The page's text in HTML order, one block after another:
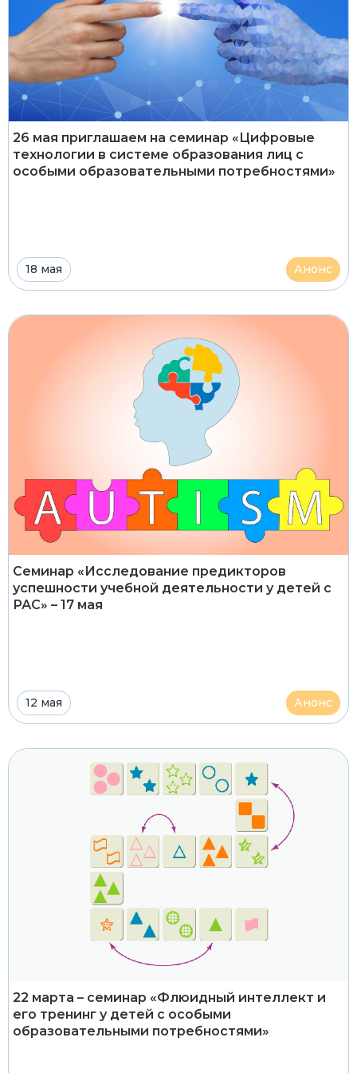
26 мая приглашаем на семинар «Цифровые
технологии в системе образования лиц с
особыми образовательными потребностями»
18 мая Анонс
Семинар «Исследование предикторов
успешности учебной деятельности у детей с
РАС» – 17 мая
12 мая Анонс
22 марта – семинар «Флюидный интеллект и
его тренинг у детей с особыми
образовательными потребностями»